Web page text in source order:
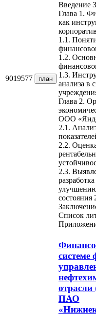
9019577 план
Введение 3
Глава 1.
как
1.1.
1.2.
1.3.
анализа в
Глава 2.
ООО
2.1.
2.2.
2.3.
состояния
Список
системе
отрасли
ПАО